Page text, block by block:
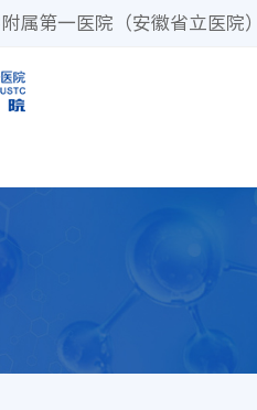
属第一医院（安徽省立医院）